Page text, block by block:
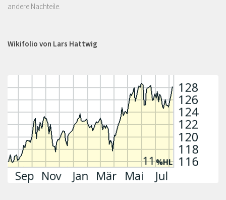
andere Nachteile.
Wikifolio von Lars Hattwig